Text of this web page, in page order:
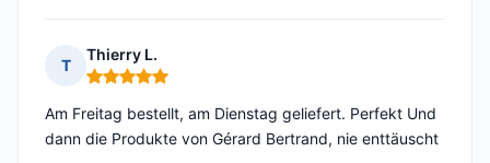
T
Thierry L.
Hinweis: 5 von 5
Am Freitag bestellt, am Dienstag geliefert. Perfekt Und
dann die Produkte von Gérard Bertrand, nie enttäuscht